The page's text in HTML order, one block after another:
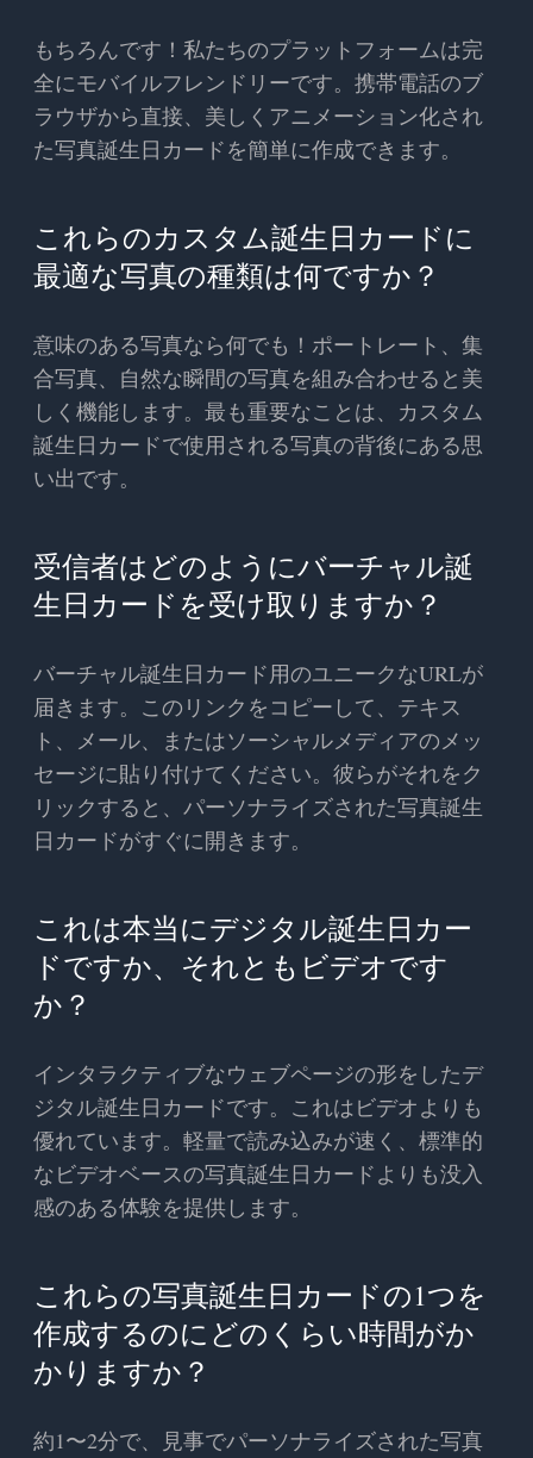
もちろんです！私たちのプラットフォームは完
全にモバイルフレンドリーです。携帯電話のブ
ラウザから直接、美しくアニメーション化され
た写真誕生日カードを簡単に作成できます。
これらのカスタム誕生日カードに
最適な写真の種類は何ですか？
意味のある写真なら何でも！ポートレート、集
合写真、自然な瞬間の写真を組み合わせると美
しく機能します。最も重要なことは、カスタム
誕生日カードで使用される写真の背後にある思
い出です。
受信者はどのようにバーチャル誕
生日カードを受け取りますか？
バーチャル誕生日カード用のユニークなURLが
届きます。このリンクをコピーして、テキス
ト、メール、またはソーシャルメディアのメッ
セージに貼り付けてください。彼らがそれをク
リックすると、パーソナライズされた写真誕生
日カードがすぐに開きます。
これは本当にデジタル誕生日カー
ドですか、それともビデオです
か？
インタラクティブなウェブページの形をしたデ
ジタル誕生日カードです。これはビデオよりも
優れています。軽量で読み込みが速く、標準的
なビデオベースの写真誕生日カードよりも没入
感のある体験を提供します。
これらの写真誕生日カードの1つを
作成するのにどのくらい時間がか
かりますか？
約1〜2分で、見事でパーソナライズされた写真